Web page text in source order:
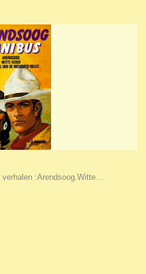
verhalen :Arendsoog.Witte…